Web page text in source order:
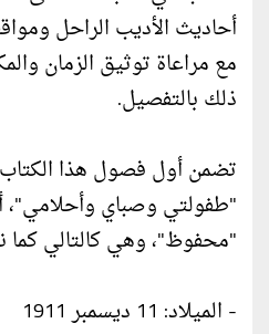
أحاديث الأديب الراحل
مع مراعاة توثيق الزمان
ذلك بالتفصيل.
تضمن أول فصول هذا
"طفولتي وصباي وأحلامي"،
"محفوظ"، وهي كالتالي كما
- الميلاد: 11 ديسمبر 1911